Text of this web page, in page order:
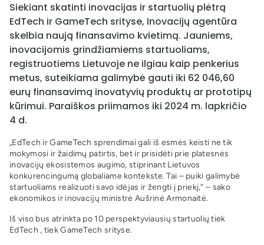
Siekiant skatinti inovacijas ir startuolių plėtrą
EdTech ir GameTech srityse, Inovacijų agentūra
skelbia naują finansavimo kvietimą. Jauniems,
inovacijomis grindžiamiems startuoliams,
registruotiems Lietuvoje ne ilgiau kaip penkerius
metus, suteikiama galimybė gauti iki 62 046,60
eurų finansavimą inovatyvių produktų ar prototipų
kūrimui. Paraiškos priimamos iki 2024 m. lapkričio
4 d.
„EdTech ir GameTech sprendimai gali iš esmės keisti ne tik
mokymosi ir žaidimų patirtis, bet ir prisidėti prie platesnės
inovacijų ekosistemos augimo, stiprinant Lietuvos
konkurencingumą globaliame kontekste. Tai – puiki galimybė
startuoliams realizuoti savo idėjas ir žengti į priekį,“ – sako
ekonomikos ir inovacijų ministrė Aušrinė Armonaitė.
Iš viso bus atrinkta po 10 perspektyviausių startuolių tiek
EdTech , tiek GameTech srityse.